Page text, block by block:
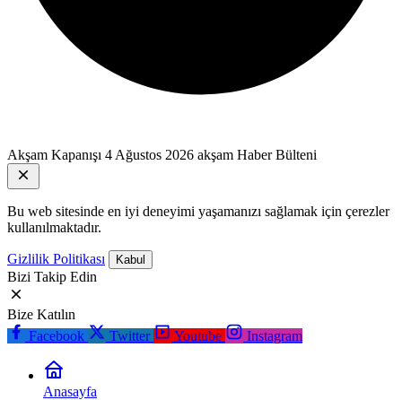
Akşam Kapanışı 4 Ağustos 2026 akşam Haber Bülteni
Bu web sitesinde en iyi deneyimi yaşamanızı sağlamak için çerezler
kullanılmaktadır.
Gizlilik Politikası Kabul
Bizi Takip Edin
Bize Katılın
Facebook
Twitter Youtube Instagram
Anasayfa